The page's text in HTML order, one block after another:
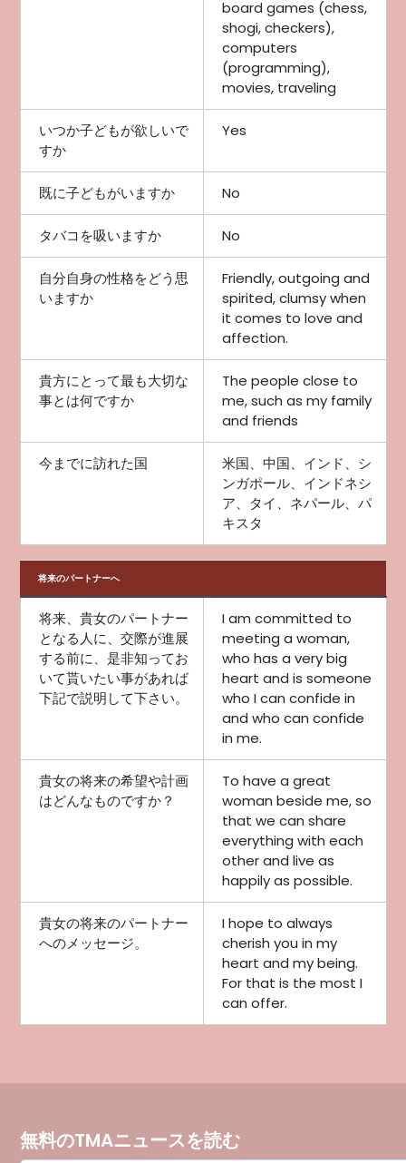
board games (chess,
shogi, checkers),
computers
(programming),
movies, traveling
いつか子どもが欲しいで
すか
Yes
既に子どもがいますか No
タバコを吸いますか No
自分自身の性格をどう思
いますか
Friendly, outgoing and
spirited, clumsy when
it comes to love and
affection.
貴方にとって最も大切な
事とは何ですか
The people close to
me, such as my family
and friends
今までに訪れた国
米国、中国、インド、シ
ンガポール、インドネシ
ア、タイ、ネパール、パ
キスタ
将来のパートナーへ
将来、貴女のパートナー
となる人に、交際が進展
する前に、是非知ってお
いて貰いたい事があれば
下記で説明して下さい。
I am committed to
meeting a woman,
who has a very big
heart and is someone
who I can confide in
and who can confide
in me.
貴女の将来の希望や計画
はどんなものですか？
To have a great
woman beside me, so
that we can share
everything with each
other and live as
happily as possible.
貴女の将来のパートナー
へのメッセージ。
I hope to always
cherish you in my
heart and my being.
For that is the most I
can offer.
無料のTMAニュースを読む